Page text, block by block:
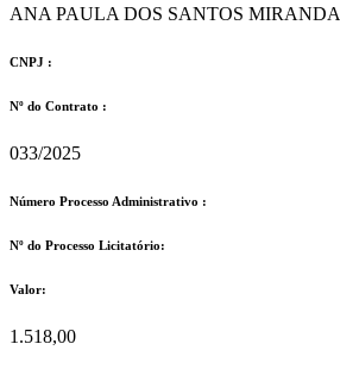
ANA PAULA DOS SANTOS MIRANDA
CNPJ :
Nº do Contrato :
033/2025
Número Processo Administrativo :
Nº do Processo Licitatório:
Valor:
1.518,00